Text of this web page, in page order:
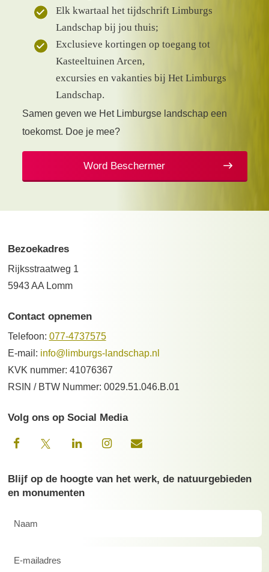
Elk kwartaal het tijdschrift Limburgs
Landschap bij jou thuis;
Exclusieve kortingen op toegang tot
Kasteeltuinen Arcen,
excursies en vakanties bij Het Limburgs
Landschap.
Samen geven we Het Limburgse landschap een
toekomst. Doe je mee?
Word Beschermer
Bezoekadres
Rijksstraatweg 1
5943 AA Lomm
Contact opnemen
Telefoon: 077-4737575
E-mail: info@limburgs-landschap.nl
KVK nummer: 41076367
RSIN / BTW Nummer: 0029.51.046.B.01
Volg ons op Social Media
Blijf op de hoogte van het werk, de natuurgebieden
en monumenten